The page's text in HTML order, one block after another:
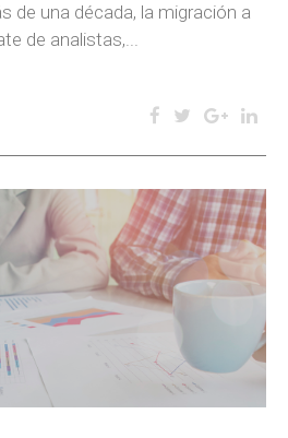
de una década, la migración a
de analistas,...